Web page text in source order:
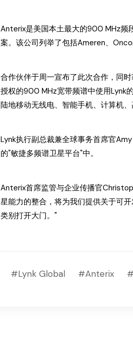
Anterix是美国本土最大的900 MHz频
案。该公司列举了包括Ameren、
合作伙伴于周一宣布了此次合作，同
授权的900 MHz宽带频谱中使用Lynk
陆地移动无线电、智能手机、计算机、
Lynk执行副总裁兼全球事务首席官
的"敏捷多频谱卫星平台"中。
Anterix首席监管与企业传播官
星能力的整合，将为我们提供关于可
类别打开大门。"
#Lynk Global #Anterix